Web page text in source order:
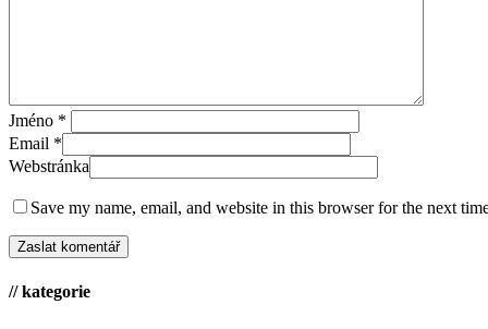
Jméno *
Email *
Webstránka
Save my name, email, and website in this browser for the next
// kategorie